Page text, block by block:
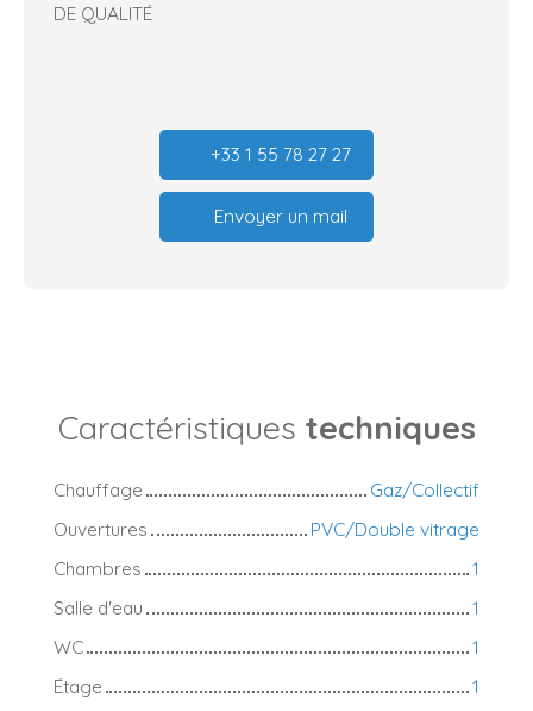
DE QUALITÉ
+33 1 55 78 27 27
Envoyer un mail
Caractéristiques techniques
Chauffage
Gaz/Collectif
Ouvertures
PVC/Double vitrage
Chambres
1
Salle d'eau
1
WC
1
Étage
1